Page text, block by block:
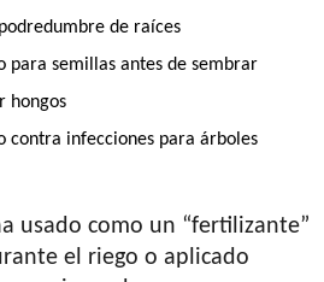
de raíces
para semillas antes de sembrar
hongos
contra infecciones para árboles
usado como un “fertilizante”
el riego o aplicado